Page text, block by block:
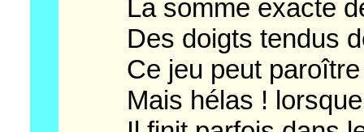
La somme exacte
Des doigts tendus de
Ce jeu peut paroître
Mais hélas ! lorsque